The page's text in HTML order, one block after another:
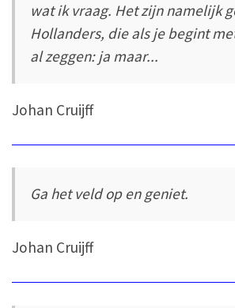
wat ik vraag. Het zijn namelijk
Hollanders, die als je begint
al zeggen: ja maar...
Johan Cruijff
Ga het veld op en geniet.
Johan Cruijff